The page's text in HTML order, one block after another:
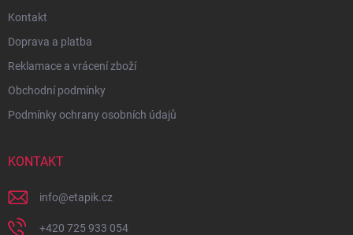
Kontakt
Doprava a platba
Reklamace a vrácení zboží
Obchodní podmínky
Podmínky ochrany osobních údajů
KONTAKT
info@etapik.cz
+420 725 933 054